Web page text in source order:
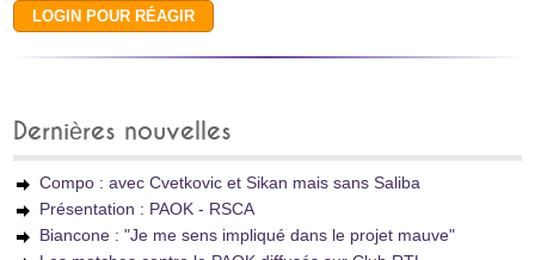
Dernières nouvelles
Compo : avec Cvetkovic et Sikan mais sans Saliba
Présentation : PAOK - RSCA
Biancone : "Je me sens impliqué dans le projet mauve"